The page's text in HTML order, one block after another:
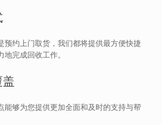
预约上门取货，我们都将提供最方便快捷
完成回收工作。
能够为您提供更加全面和及时的支持与帮